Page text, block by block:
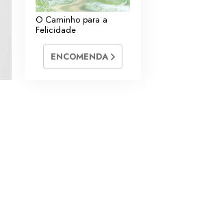
da Supressão
O Caminho para a
Felicidade
ENCOMENDA